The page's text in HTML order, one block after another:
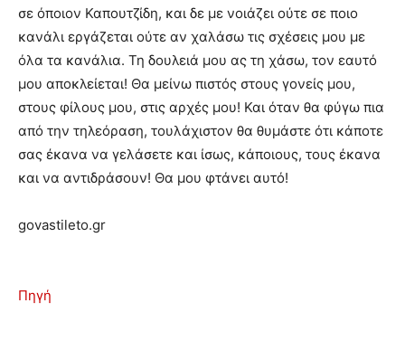
σε όποιον Καπουτζίδη, και δε με νοιάζει ούτε σε ποιο
κανάλι εργάζεται ούτε αν χαλάσω τις σχέσεις μου με
όλα τα κανάλια. Τη δουλειά μου ας τη χάσω, τον εαυτό
μου αποκλείεται! Θα μείνω πιστός στους γονείς μου,
στους φίλους μου, στις αρχές μου! Και όταν θα φύγω πια
από την τηλεόραση, τουλάχιστον θα θυμάστε ότι κάποτε
σας έκανα να γελάσετε και ίσως, κάποιους, τους έκανα
και να αντιδράσουν! Θα μου φτάνει αυτό!
govastileto.gr
Πηγή